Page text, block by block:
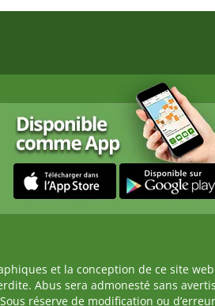
et la conception de ce site
Abus sera admonesté sans
réserve de modification ou